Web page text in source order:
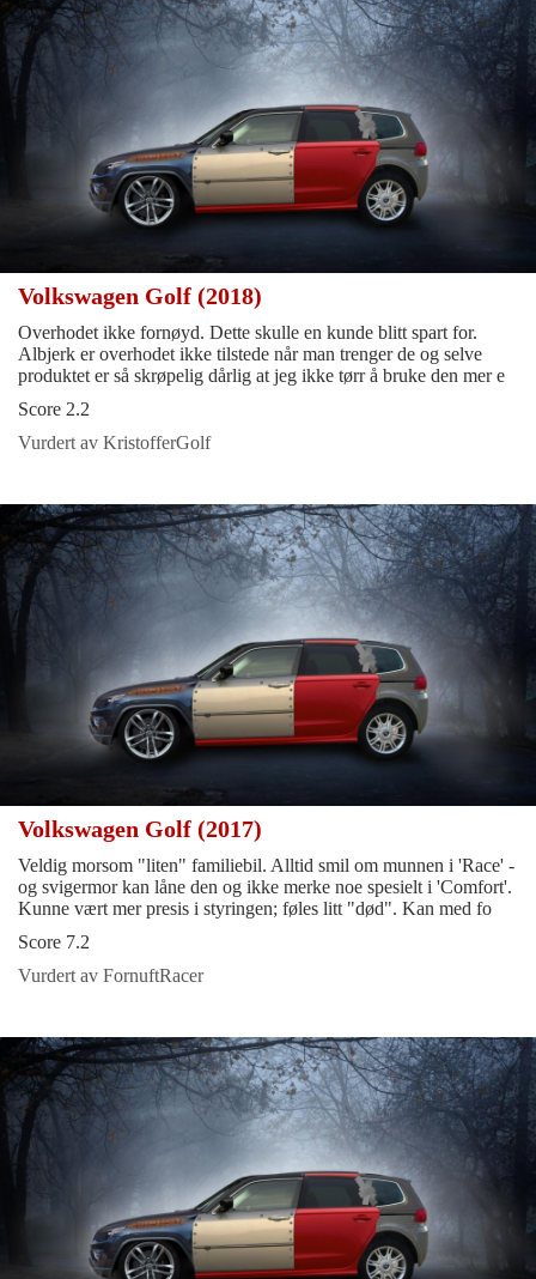
Volkswagen Golf (2018)
Overhodet ikke fornøyd. Dette skulle en kunde blitt spart for.
Albjerk er overhodet ikke tilstede når man trenger de og selve
produktet er så skrøpelig dårlig at jeg ikke tørr å bruke den mer e
Score 2.2
Vurdert av KristofferGolf
Volkswagen Golf (2017)
Veldig morsom "liten" familiebil. Alltid smil om munnen i 'Race' -
og svigermor kan låne den og ikke merke noe spesielt i 'Comfort'.
Kunne vært mer presis i styringen; føles litt "død". Kan med fo
Score 7.2
Vurdert av FornuftRacer